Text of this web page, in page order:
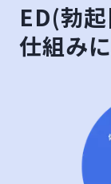
ED(勃
仕組み